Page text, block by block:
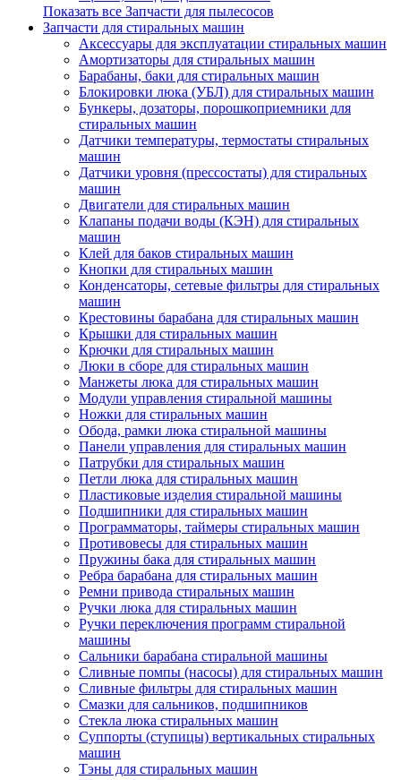
Показать все Запчасти для пылесосов
Запчасти для стиральных машин
Аксессуары для эксплуатации стиральных машин
Амортизаторы для стиральных машин
Барабаны, баки для стиральных машин
Блокировки люка (УБЛ) для стиральных машин
Бункеры, дозаторы, порошкоприемники для
стиральных машин
Датчики температуры, термостаты стиральных
машин
Датчики уровня (прессостаты) для стиральных
машин
Двигатели для стиральных машин
Клапаны подачи воды (КЭН) для стиральных
машин
Клей для баков стиральных машин
Кнопки для стиральных машин
Конденсаторы, сетевые фильтры для стиральных
машин
Крестовины барабана для стиральных машин
Крышки для стиральных машин
Крючки для стиральных машин
Люки в сборе для стиральных машин
Манжеты люка для стиральных машин
Модули управления стиральной машины
Ножки для стиральных машин
Обода, рамки люка стиральной машины
Панели управления для стиральных машин
Патрубки для стиральных машин
Петли люка для стиральных машин
Пластиковые изделия стиральной машины
Подшипники для стиральных машин
Программаторы, таймеры стиральных машин
Противовесы для стиральных машин
Пружины бака для стиральных машин
Ребра барабана для стиральных машин
Ремни привода стиральных машин
Ручки люка для стиральных машин
Ручки переключения программ стиральной
машины
Сальники барабана стиральной машины
Сливные помпы (насосы) для стиральных машин
Сливные фильтры для стиральных машин
Смазки для сальников, подшипников
Стекла люка стиральных машин
Суппорты (ступицы) вертикальных стиральных
машин
Тэны для стиральных машин